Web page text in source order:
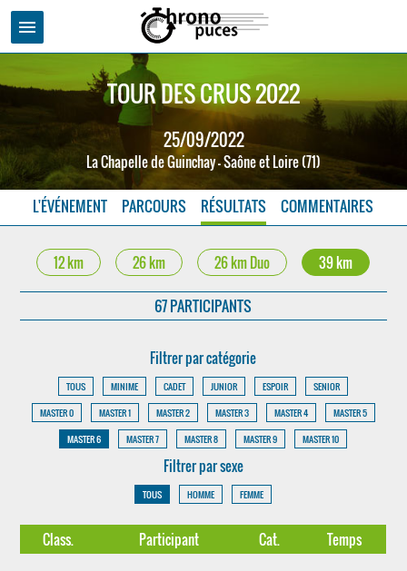
menu
TOUR DES CRUS 2022
25/09/2022
La Chapelle de Guinchay - Saône et Loire (71)
L'ÉVÉNEMENT PARCOURS RÉSULTATS COMMENTAIRES
12 km 26 km 26 km Duo 39 km
67 PARTICIPANTS
Filtrer par catégorie
TOUS MINIME CADET JUNIOR ESPOIR
SENIOR
MASTER 0
MASTER 1 MASTER 2 MASTER 3 MASTER 4
MASTER 5
MASTER 6
MASTER 7 MASTER 8 MASTER 9 MASTER 10
Filtrer par sexe
TOUS HOMME FEMME
Class. Participant Cat. Temps